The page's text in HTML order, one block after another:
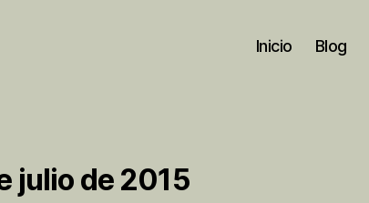
Inicio Blog
julio de 2015